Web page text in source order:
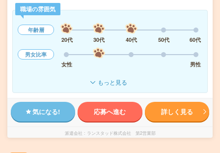
職場の雰囲気
年齢層
20代
30代 40代 50代
60代
男女比率
女性
男性
もっと見る
気になる! 応募へ進む 詳しく見る
派遣会社 ランスタッド株式会社 第2営業部